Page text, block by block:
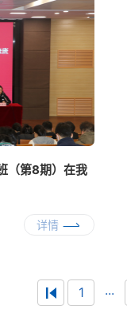
（第8期）在我
详情
1 ...